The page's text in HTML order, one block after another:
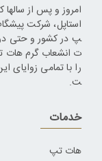
امروز و پس از
استاپل، شرکت
ت انشعاب گرم هات
را با تمامی زوایای
ت.
خدمات
هات تپ